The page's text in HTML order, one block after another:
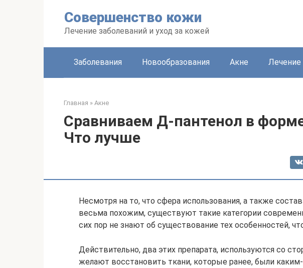
Совершенство кожи
Лечение заболеваний и уход за кожей
Заболевания Новообразования Акне Лечение
Главная » Акне
Сравниваем Д-пантенол в
Что лучше
Несмотря на то, что сфера использования, а также
весьма похожим, существуют такие категории
сих пор не знают об существование тех особенностей,
Действительно, два этих препарата, используются со
желают восстановить ткани, которые ранее, были